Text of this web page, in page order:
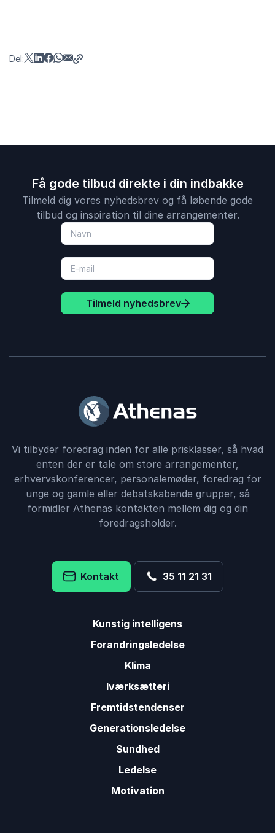
Del:
Få gode tilbud direkte i din indbakke
Tilmeld dig vores nyhedsbrev og få løbende gode
tilbud og inspiration til dine arrangementer.
Tilmeld nyhedsbrev
Vi tilbyder foredrag inden for alle prisklasser, så hvad
enten der er tale om store arrangementer,
erhvervskonferencer, personalemøder, foredrag for
unge og gamle eller debatskabende grupper, så
formidler Athenas kontakten mellem dig og din
foredragsholder.
Kontakt 35 11 21 31
Kunstig intelligens
Forandringsledelse
Klima
Iværksætteri
Fremtidstendenser
Generationsledelse
Sundhed
Ledelse
Motivation